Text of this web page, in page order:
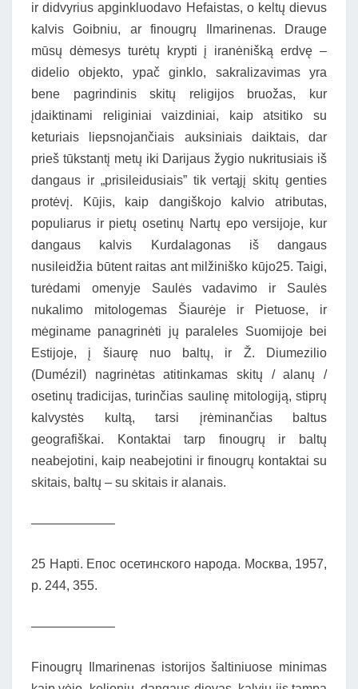
ir didvyrius apginkluodavo Hefaistas, o keltų dievus
kalvis Goibniu, ar finougrų Ilmarinenas. Drauge
mūsų dėmesys turėtų krypti į iranėnišką erdvę –
didelio objekto, ypač ginklo, sakralizavimas yra
bene pagrindinis skitų religijos bruožas, kur
įdaiktinami religiniai vaizdiniai, kaip atsitiko su
keturiais liepsnojančiais auksiniais daiktais, dar
prieš tūkstantį metų iki Darijaus žygio nukritusiais iš
dangaus ir „prisileidusiais” tik vertąjį skitų genties
protėvį. Kūjis, kaip dangiškojo kalvio atributas,
populiarus ir pietų osetinų Nartų epo versijoje, kur
dangaus kalvis Kurdalagonas iš dangaus
nusileidžia būtent raitas ant milžiniško kūjo25. Taigi,
turėdami omenyje Saulės vadavimo ir Saulės
nukalimo mitologemas Šiaurėje ir Pietuose, ir
mėginame panagrinėti jų paraleles Suomijoje bei
Estijoje, į šiaurę nuo baltų, ir Ž. Diumezilio
(Dumézil) nagrinėtas atitinkamas skitų / alanų /
osetinų tradicijas, turinčias saulinę mitologiją, stiprų
kalvystės kultą, tarsi įrėminančias baltus
geografiškai. Kontaktai tarp finougrų ir baltų
neabejotini, kaip neabejotini ir finougrų kontaktai su
skitais, baltų – su skitais ir alanais.
——————–
25 Нарti. Епос осетинского народа. Москвa, 1957,
р. 244, 355.
——————–
Finougrų Ilmarinenas istorijos šaltiniuose minimas